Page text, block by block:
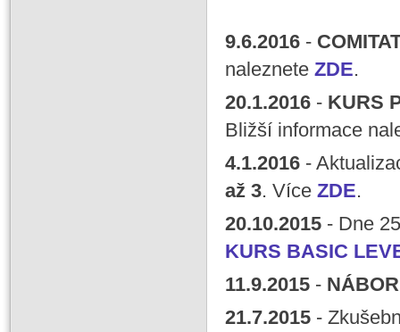
9.6.2016 -
naleznete ZDE.
20.1.2016 - KURS
Bližší informace
4.1.2016 -
až 3. Více ZDE.
20.10.2015 - Dne
KURS BASIC
11.9.2015 -
21.7.2015 -